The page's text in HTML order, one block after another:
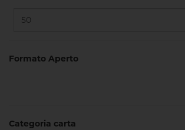
Formato Aperto
Categoria carta